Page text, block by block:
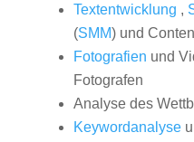
Textentwicklung ,
(SMM) und
Fotografien und
Fotografen
Analyse des
Keywordanalyse